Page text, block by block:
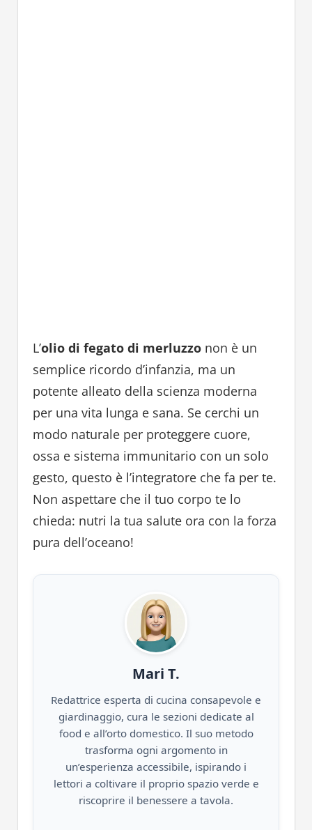
L’olio di fegato di merluzzonon è un
semplice ricordo d’infanzia, ma un
potente alleato della scienza moderna
per una vita lunga e sana. Se cerchi un
modo naturale per proteggere cuore,
ossa e sistema immunitario con un solo
gesto, questo è l’integratore che fa per te.
Non aspettare che il tuo corpo te lo
chieda: nutri la tua salute ora con la forza
pura dell’oceano!
Mari T.
Redattrice esperta di cucina consapevole e
giardinaggio, cura le sezioni dedicate al
food e all’orto domestico. Il suo metodo
trasforma ogni argomento in
un’esperienza accessibile, ispirando i
lettori a coltivare il proprio spazio verde e
riscoprire il benessere a tavola.